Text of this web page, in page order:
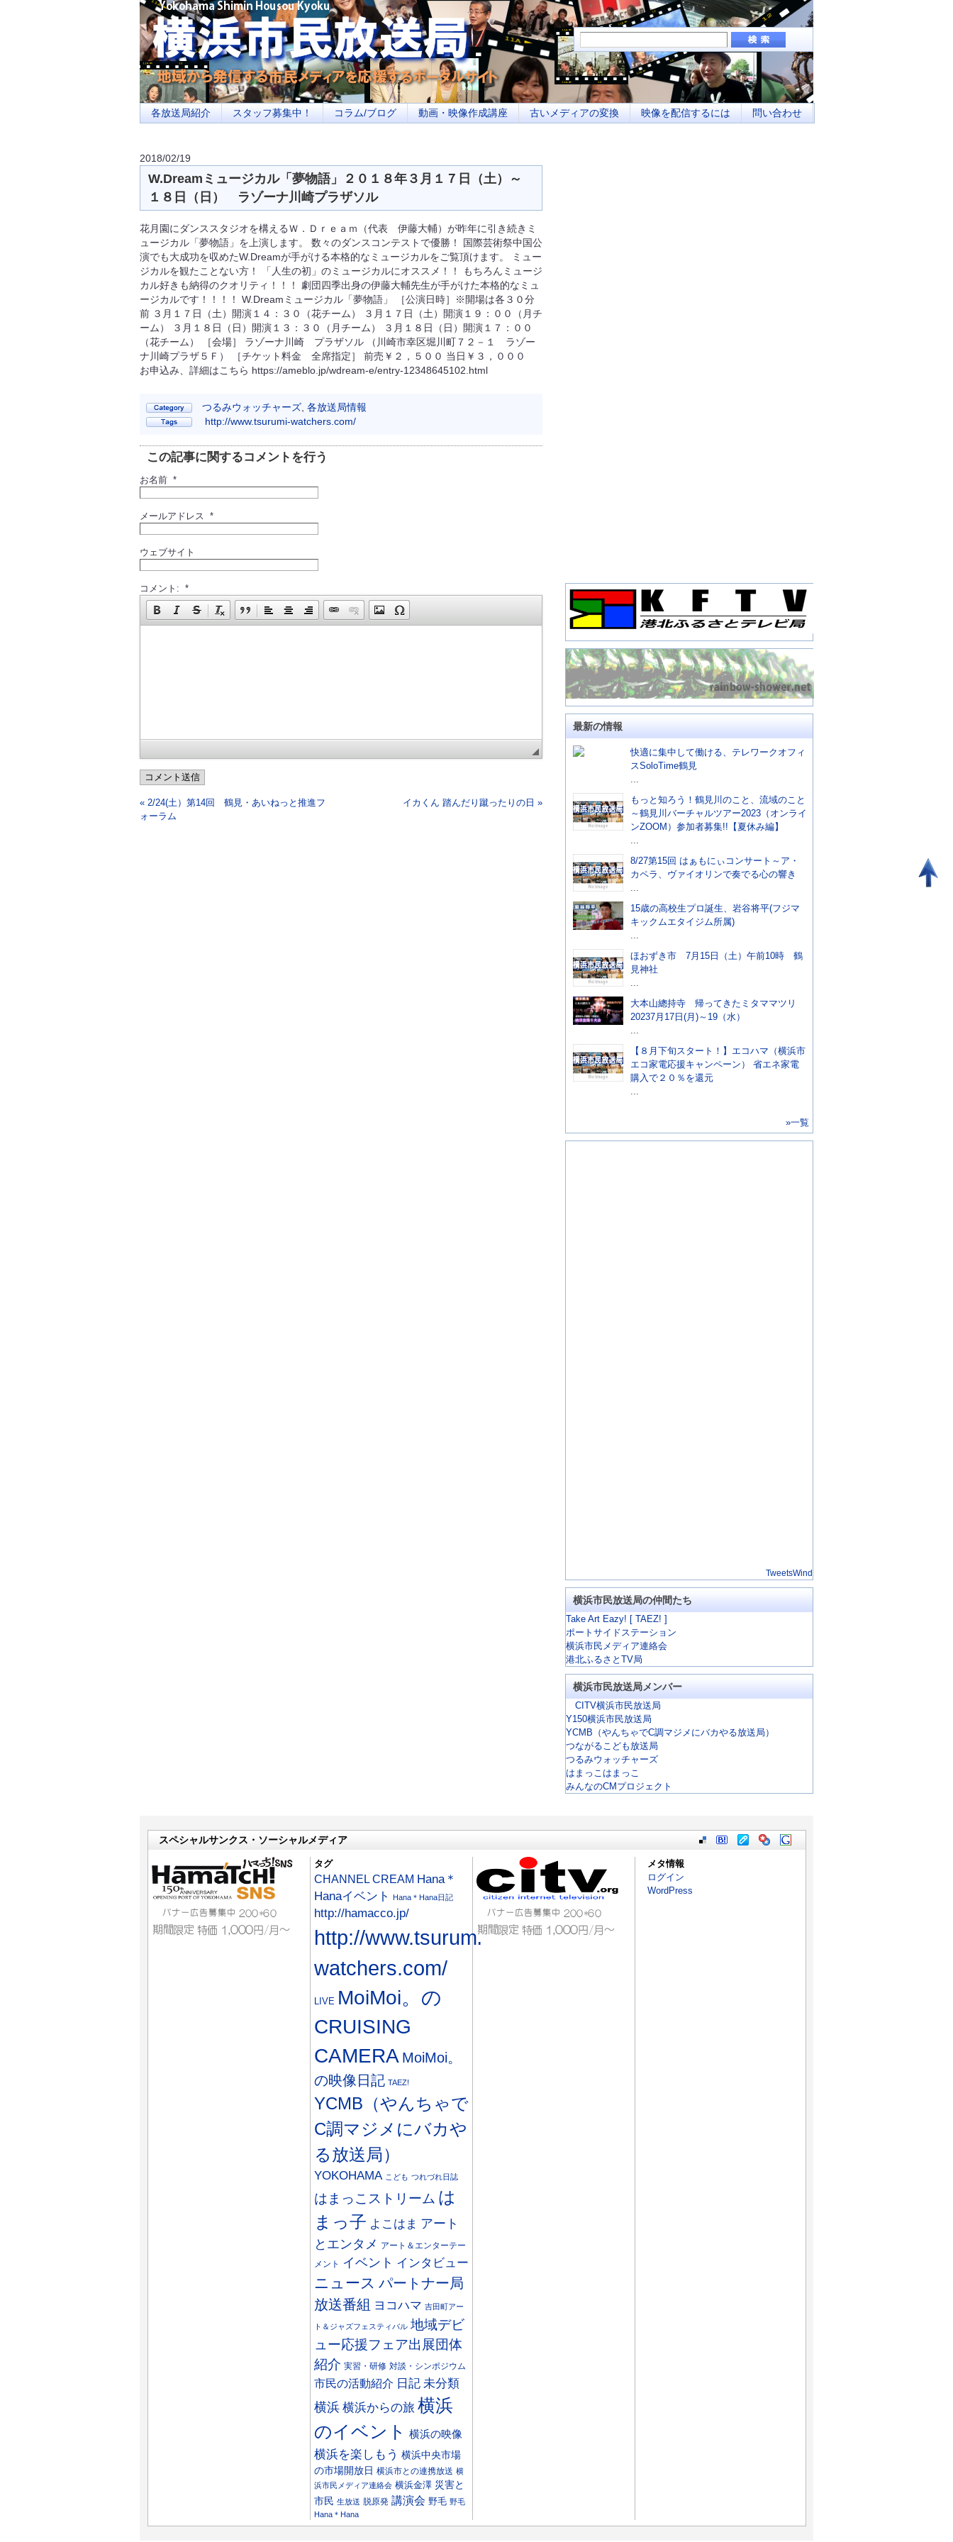
横浜の地域メディア、地域・市民・放送局・メディアを応援するポータルサイト あなたの街のイベント告知、若者参加への取り組み、地域メディアとしてのネットワーク化
を目指します
各放送局紹介 スタッフ募集中！ コラム/ブログ 動画・映像作成講座 古いメディアの変換 映像を配信するには 問い合わせ
2018/02/19
W.Dreamミュージカル「夢物語」２０１８年３月１７日（土）～
１８日（日） ラゾーナ川崎プラザソル
花月園にダンススタジオを構えるＷ．Ｄｒｅａｍ（代表 伊藤大輔）が昨年に引き続きミ
ュージカル「夢物語」を上演します。 数々のダンスコンテストで優勝！ 国際芸術祭中国公
演でも大成功を収めたW.Dreamが手がける本格的なミュージカルをご覧頂けます。 ミュー
ジカルを観たことない方！ 「人生の初」のミュージカルにオススメ！！ もちろんミュージ
カル好きも納得のクオリティ！！！ 劇団四季出身の伊藤大輔先生が手がけた本格的なミュ
ージカルです！！！！ W.Dreamミュージカル「夢物語」 ［公演日時］※開場は各３０分
前 ３月１７日（土）開演１４：３０（花チーム） ３月１７日（土）開演１９：００（月チ
ーム） ３月１８日（日）開演１３：３０（月チーム） ３月１８日（日）開演１７：００
（花チーム） ［会場］ ラゾーナ川崎 プラザソル （川崎市幸区堀川町７２－１ ラゾー
ナ川崎プラザ５Ｆ） ［チケット料金 全席指定］ 前売￥２，５００ 当日￥３，０００
お申込み、詳細はこちら https://ameblo.jp/wdream-e/entry-12348645102.html
つるみウォッチャーズ 各放送局情報
http://www.tsurumi-watchers.com/
この記事に関するコメントを行う
お名前 *
メールアドレス *
ウェブサイト
コメント: *
コメント送信
« 2/24(土）第14回 鶴見・あいねっと推進フ
ォーラム
イカくん 踏んだり蹴ったりの日 »
最新の情報
快適に集中して働ける、テレワークオフィ
スSoloTime鶴見
...
もっと知ろう！鶴見川のこと、流域のこと
～鶴見川バーチャルツアー2023（オンライ
ンZOOM）参加者募集!!【夏休み編】
...
8/27第15回 はぁもにぃコンサート～ア・
カペラ、ヴァイオリンで奏でる心の響き
...
15歳の高校生プロ誕生、岩谷将平(フジマ
キックムエタイジム所属)
...
ほおずき市 7月15日（土）午前10時 鶴
見神社
...
大本山總持寺 帰ってきたミタママツリ
20237月17日(月)～19（水）
...
【８月下旬スタート！】エコハマ（横浜市
エコ家電応援キャンペーン） 省エネ家電
購入で２０％を還元
...
»一覧
TweetsWind
横浜市民放送局の仲間たち
Take Art Eazy! [ TAEZ! ]
ポートサイドステーション
横浜市民メディア連絡会
港北ふるさとTV局
横浜市民放送局メンバー
CITV横浜市民放送局
Y150横浜市民放送局
YCMB（やんちゃでC調マジメにバカやる放送局）
つながるこども放送局
つるみウォッチャーズ
はまっこはまっこ
みんなのCMプロジェクト
スペシャルサンクス・ソーシャルメディア
タグ
CHANNEL CREAM Hana＊
Hanaイベント
Hana＊Hana日記
http://hamacco.jp/
http://www.tsurumi-
watchers.com/
LIVE MoiMoi。の
CRUISING
CAMERA MoiMoi。
の映像日記 TAEZ!
YCMB（やんちゃで
C調マジメにバカや
る放送局）
YOKOHAMA こども つれづれ日誌
はまっこストリーム は
まっ子 よこはま アート
とエンタメ アート＆エンターテー
メント
イベント インタビュー
ニュース パートナー局
放送番組 ヨコハマ 吉田町アー
ト＆ジャズフェスティバル 地域デビ
ュー応援フェア出展団体
紹介 実習・研修 対談・シンポジウム
市民の活動紹介 日記 未分類
横浜 横浜からの旅 横浜
のイベント
横浜の映像
横浜を楽しもう 横浜中央市場
の市場開放日 横浜市との連携放送 横
浜市民メディア連絡会 横浜金澤 災害と
市民 生放送 脱原発 講演会 野毛 野毛
Hana＊Hana
メタ情報
ログイン
WordPress